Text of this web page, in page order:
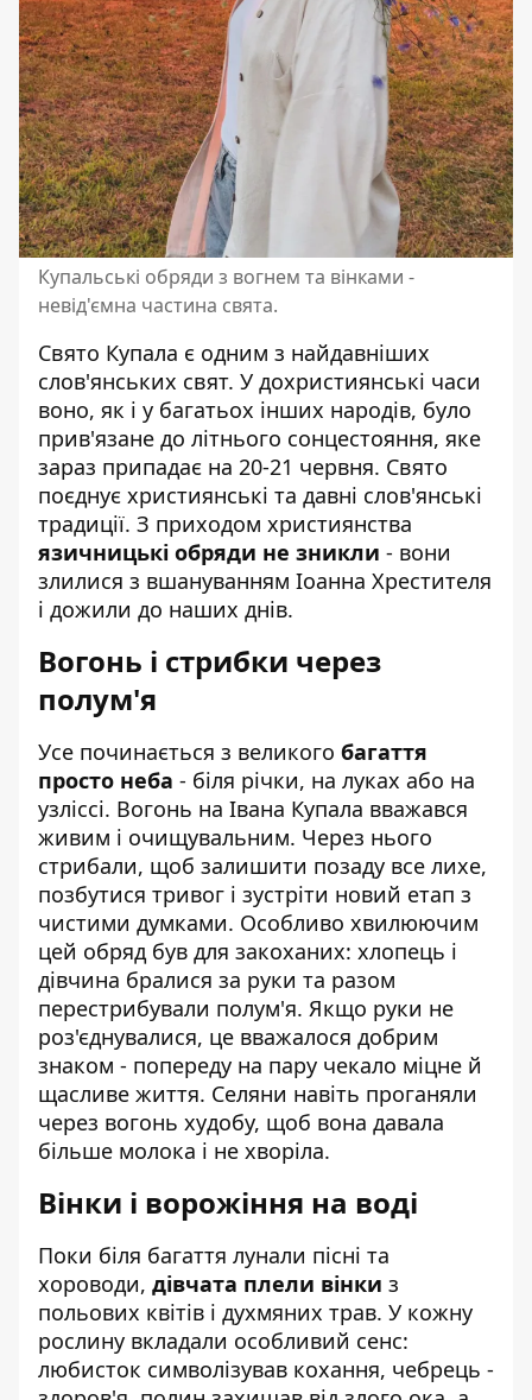
Купальські обряди з вогнем та вінками -
невід'ємна частина свята.
Свято Купала є одним з найдавніших
слов'янських свят. У дохристиянські часи
воно, як і у багатьох інших народів, було
прив'язане до літнього сонцестояння, яке
зараз припадає на 20-21 червня. Свято
поєднує християнські та давні слов'янські
традиції. З приходом християнства
язичницькі обряди не зникли - вони
злилися з вшануванням Іоанна Хрестителя
і дожили до наших днів.
Вогонь і стрибки через
полум'я
Усе починається з великого багаття
просто неба - біля річки, на луках або на
узліссі. Вогонь на Івана Купала вважався
живим і очищувальним. Через нього
стрибали, щоб залишити позаду все лихе,
позбутися тривог і зустріти новий етап з
чистими думками. Особливо хвилюючим
цей обряд був для закоханих: хлопець і
дівчина бралися за руки та разом
перестрибували полум'я. Якщо руки не
роз'єднувалися, це вважалося добрим
знаком - попереду на пару чекало міцне й
щасливе життя. Селяни навіть проганяли
через вогонь худобу, щоб вона давала
більше молока і не хворіла.
Вінки і ворожіння на воді
Поки біля багаття лунали пісні та
хороводи, дівчата плели вінки з
польових квітів і духмяних трав. У кожну
рослину вкладали особливий сенс:
любисток символізував кохання, чебрець -